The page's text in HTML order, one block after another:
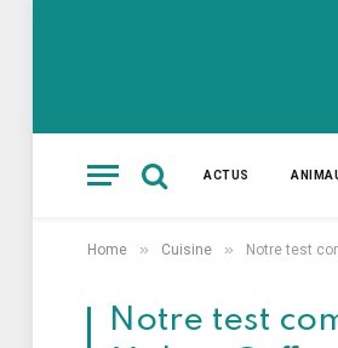
ACTUS
Home » Cuisine » Notre test
Notre test